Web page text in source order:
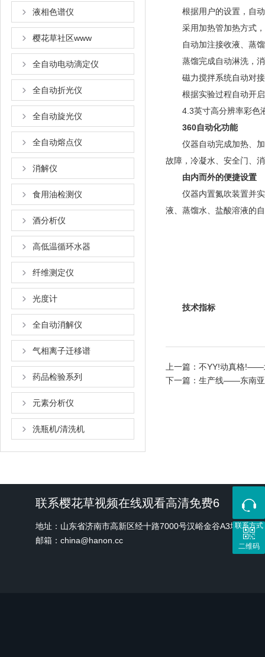
液相色谱仪
樱花草社区www
全自动电动滴定仪
全自动折光仪
全自动旋光仪
全自动熔点仪
消解仪
食用油检测仪
酒分析仪
高低温循环水器
纤维测定仪
光度计
全自动消解仪
气相离子迁移谱
药品检验系列
元素分析仪
洗瓶机/清洗机
根据用户的设置，自动进
采用加热管加热方式，
自动加注接收液、蒸馏水
蒸馏完成自动淋洗，消
磁力搅拌系统自动对接收
根据实验过程自动开启和关
4.3英寸高分辨率彩色液晶
360自动化功能
仪器自动完成加热、加液
故障，冷凝水、安全门
由内而外的便捷设置
仪器内置氮吹装置并实时
液、蒸馏水、盐酸溶液的
技术指标
上一篇： 不YY!动真格!——
下一篇： 生产线——东南亚
联系樱花草视频在线观看高清免费6
地址：山东省济南市高新区经十路7000号汉峪金谷A3地块1号
邮箱：china@hanon.cc
联系方式
二维码